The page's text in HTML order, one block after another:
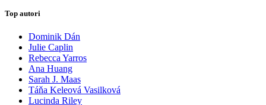
Top autori
Dominik Dán
Julie Caplin
Rebecca Yarros
Ana Huang
Sarah J. Maas
Táňa Keleová Vasilková
Lucinda Riley